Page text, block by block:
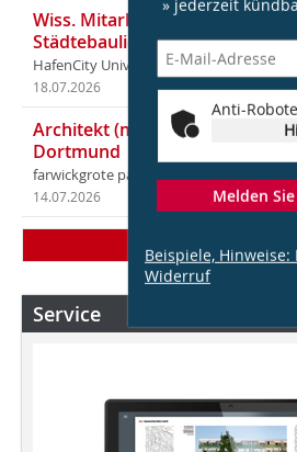
» jederzeit
Anti-
Melden
Beispiele, Hinweise:
Widerruf
Wiss. Mitarbeiter:in –
Städtebaulicher Entwurf (m/w/
HafenCity Universität Hamburg
18.07.2026
Architekt (m/w/d) für LPH 1-5 in
Dortmund
farwickgrote partner Architekten BDA
in
14.07.2026
Mehr Stellen
Service